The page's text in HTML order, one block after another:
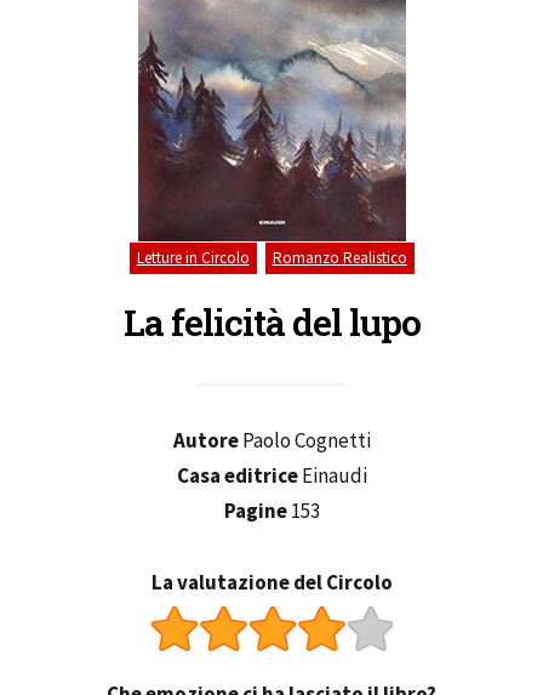
Letture in Circolo Romanzo Realistico
La felicità del lupo
AutorePaolo Cognetti
Casa editriceEinaudi
Pagine153
La valutazione del Circolo